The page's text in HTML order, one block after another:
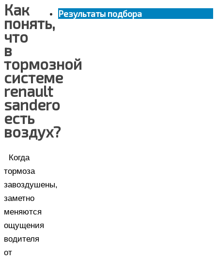
Как
понять,
что
в
тормозной
системе
renault
sandero
есть
воздух?
Когда
тормоза
завоздушены,
заметно
меняются
ощущения
водителя
от
Результаты подбора